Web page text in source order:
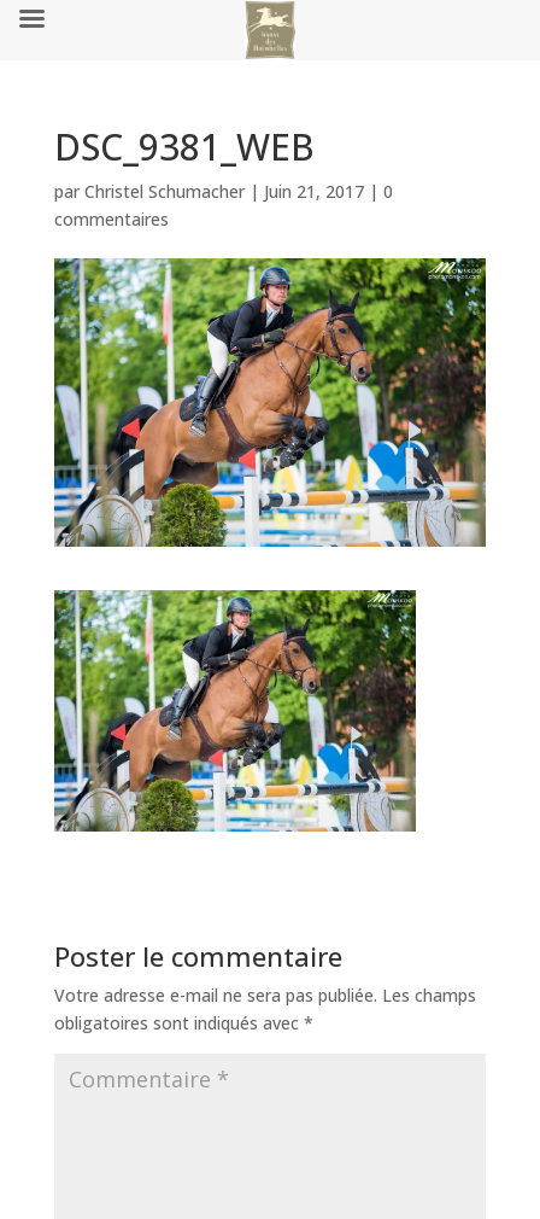
DSC_9381_WEB
par Christel Schumacher| Juin 21, 2017| 0
commentaires
Poster le commentaire
Votre adresse e-mail ne sera pas publiée. Les champs
obligatoires sont indiqués avec *